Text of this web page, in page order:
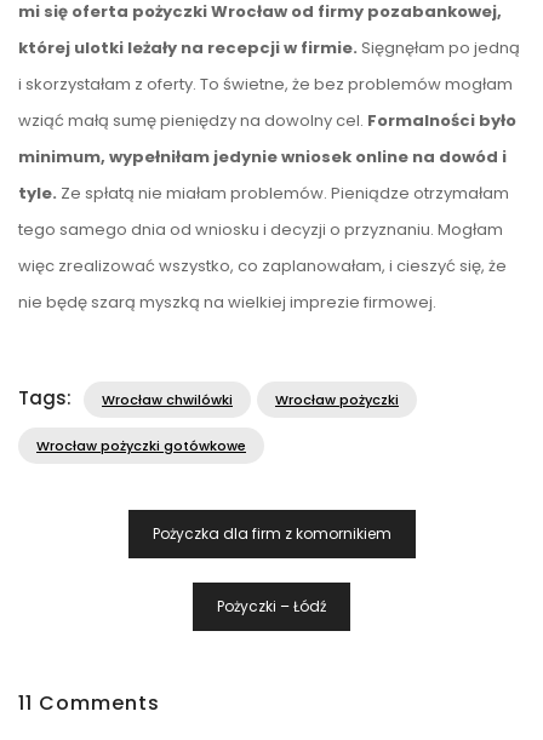
mi się oferta pożyczki Wrocław od firmy pozabankowej,
której ulotki leżały na recepcji w firmie. Sięgnęłam po jedną
i skorzystałam z oferty. To świetne, że bez problemów mogłam
wziąć małą sumę pieniędzy na dowolny cel. Formalności było
minimum, wypełniłam jedynie wniosek online na dowód i
tyle. Ze spłatą nie miałam problemów. Pieniądze otrzymałam
tego samego dnia od wniosku i decyzji o przyznaniu. Mogłam
więc zrealizować wszystko, co zaplanowałam, i cieszyć się, że
nie będę szarą myszką na wielkiej imprezie firmowej.
Tags: Wrocław chwilówki Wrocław pożyczki
Wrocław pożyczki gotówkowe
NawigacjaPożyczka dla firm z komornikiem
Pożyczki – Łódź
11 Comments